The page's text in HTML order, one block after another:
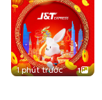
1 phút trước 1